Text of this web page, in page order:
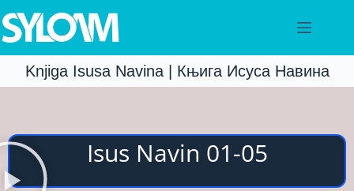
Knjiga Isusa Navina | Књига Исуса Навина
Isus Navin 01-05